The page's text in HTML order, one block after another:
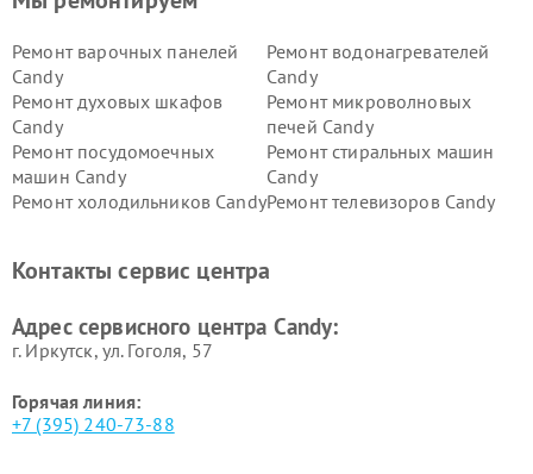
Ремонт варочных панелей
Candy
Ремонт водонагревателей
Candy
Ремонт духовых шкафов
Candy
Ремонт микроволновых
печей Candy
Ремонт посудомоечных
машин Candy
Ремонт стиральных машин
Candy
Ремонт холодильников CandyРемонт телевизоров Candy
Контакты сервис центра
Адрес сервисного центра Candy:
г. Иркутск, ул. ​Гоголя, 57
Горячая линия:
+7 (395) 240-73-88